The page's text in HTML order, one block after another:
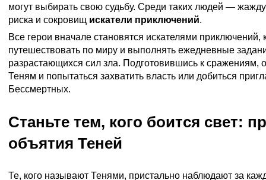
могут выбирать свою судьбу. Среди таких людей —
риска и сокровищ искатели приключений.
Все герои вначале становятся искателями приключений,
путешествовать по миру и выполнять ежедневные
разрастающихся сил зла. Подготовившись к сражениям,
Теням и попытаться захватить власть или добиться
Бессмертных.
Станьте тем, кого боится свет:
объятия Теней
Те, кого называют Тенями, пристально наблюдают за